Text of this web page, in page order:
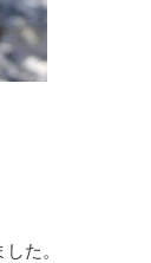
た。